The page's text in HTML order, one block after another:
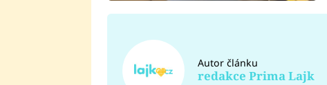
Autor článku
redakce Prima Lajk